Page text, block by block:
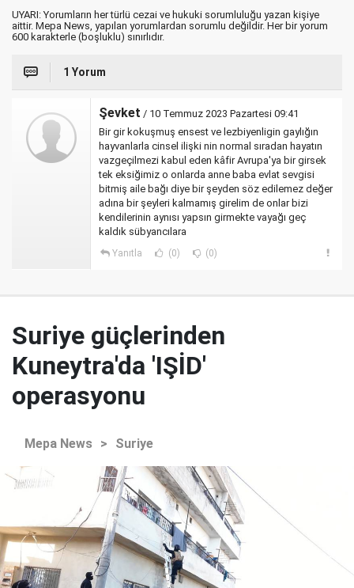
UYARI: Yorumların her türlü cezai ve hukuki sorumluluğu yazan kişiye
aittir. Mepa News, yapılan yorumlardan sorumlu değildir. Her bir yorum
600 karakterle (boşluklu) sınırlıdır.
1 Yorum
Şevket / 10 Temmuz 2023 Pazartesi 09:41
Bir gir kokuşmuş ensest ve lezbiyenligin gaylığın
hayvanlarla cinsel ilişki nin normal sıradan hayatın
vazgeçilmezi kabul eden kâfir Avrupa'ya bir girsek
tek eksiğimiz o onlarda anne baba evlat sevgisi
bitmiş aile bağı diye bir şeyden söz edilemez değer
adına bir şeyleri kalmamış girelim de onlar bizi
kendilerinin aynısı yapsın girmekte vayağı geç
kaldık sübyancılara
Yanıtla (0) (0)
Suriye güçlerinden
Kuneytra'da 'IŞİD'
operasyonu
Mepa News > Suriye